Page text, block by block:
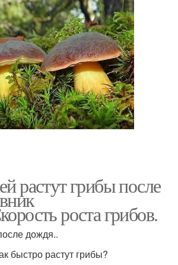
растут грибы после
роста грибов.
дождя..
быстро растут грибы?